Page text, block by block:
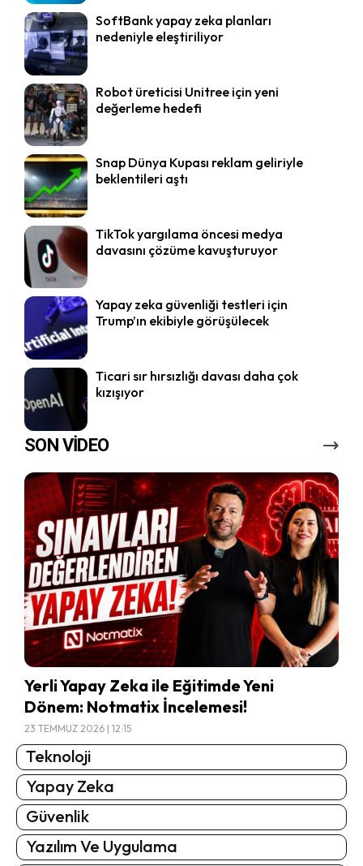
SoftBank yapay zeka planları
nedeniyle eleştiriliyor
Robot üreticisi Unitree için yeni
değerleme hedefi
Snap Dünya Kupası reklam geliriyle
beklentileri aştı
TikTok yargılama öncesi medya
davasını çözüme kavuşturuyor
Yapay zeka güvenliği testleri için
Trump’ın ekibiyle görüşülecek
Ticari sır hırsızlığı davası daha çok
kızışıyor
SON VİDEO
Yerli Yapay Zeka ile Eğitimde Yeni
Dönem: Notmatix İncelemesi!
23 TEMMUZ 2026 | 12:15
Teknoloji
Yapay Zeka
Güvenlik
Yazılım Ve Uygulama